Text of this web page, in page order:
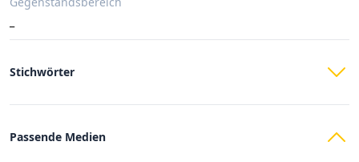
Stichwörter
Passende Medien